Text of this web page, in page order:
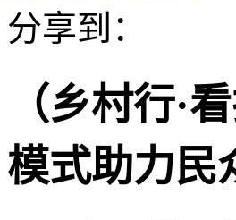
分享到：
（乡村行·
模式助力民